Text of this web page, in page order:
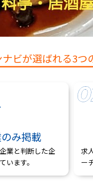
ビが選ばれる3つ
み掲載
業と判断した企
います。
求
ー